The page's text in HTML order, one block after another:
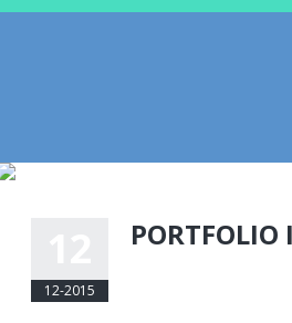
12-2015
PORTFOLIO